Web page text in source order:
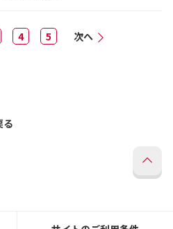
4 5 次へ
る